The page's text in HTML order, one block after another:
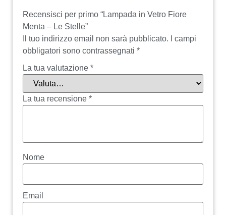
Recensisci per primo “Lampada in Vetro Fiore
Menta – Le Stelle”
Il tuo indirizzo email non sarà pubblicato.
I campi
obbligatori sono contrassegnati *
La tua valutazione *
La tua recensione *
Nome
Email